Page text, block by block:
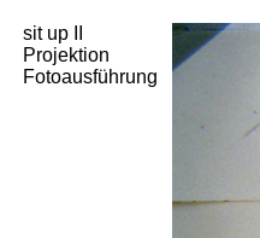
sit up II
Projektion
Fotoausführung